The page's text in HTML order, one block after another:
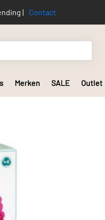
| Contact
Merken SALE Outlet